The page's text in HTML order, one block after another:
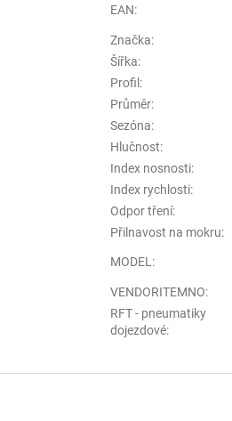
EAN:
Značka:
Šířka:
Profil :
Průměr:
Sezóna:
Hlučnost:
Index nosnosti:
Index rychlosti:
Odpor tření:
Přilnavost na mokru:
MODEL :
VENDORITEMNO:
RFT - pneumatiky
dojezdové: